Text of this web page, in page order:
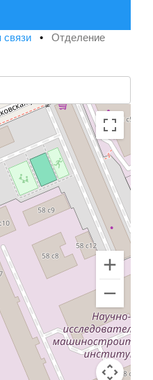
связи • Отделение